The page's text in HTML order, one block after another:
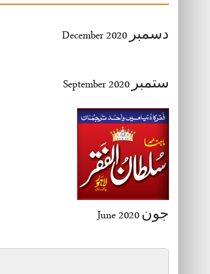
27-28
45-46
49-50
51-52
53-54
End
دسمبر December 2020
ستمبر September 2020
جون June 2020